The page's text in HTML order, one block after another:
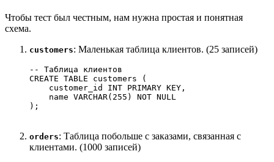
Чтобы тест был честным, нам нужна простая и понятная
схема.
customers: Маленькая таблица клиентов. (25 записей)
-- Таблица клиентов
CREATE TABLE customers (
    customer_id INT PRIMARY KEY,
    name VARCHAR(255) NOT NULL
orders: Таблица побольше с заказами, связанная с
клиентами. (1000 записей)